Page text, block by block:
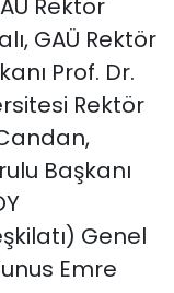
Rektör
GAÜ Rektör
Prof. Dr.
Rektör
Başkanı
Genel
Emre